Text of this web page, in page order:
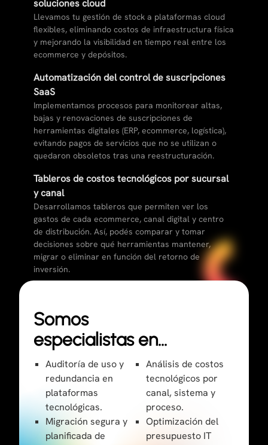
soluciones cloud
Llevamos tu gestión de stock a plataformas cloud
flexibles, eliminando costos de infraestructura física
y mejorando la visibilidad en tiempo real entre los
ecommerce y depósitos.
Automatización del control de suscripciones
SaaS
Implementamos procesos para monitorear altas,
bajas y renovaciones de suscripciones de
herramientas digitales (ERP, ecommerce, logística),
evitando pagos de servicios que no se utilizan o
quedaron obsoletos tras una reestructuración.
Tableros de costos tecnológicos por sucursal
y canal
Desarrollamos tableros que permiten ver los
gastos de cada ecommerce, canal digital y centro
de distribución. Así, podés comparar y tomar
decisiones sobre qué herramientas mantener,
migrar o eliminar en función del retorno de
inversión.
Somos
especialistas en…
Auditoría de uso y
redundancia en
plataformas
tecnológicas.
Migración segura y
planificada de
Análisis de costos
tecnológicos por
canal, sistema y
proceso.
Optimización del
presupuesto IT